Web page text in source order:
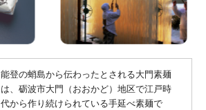
能登の蛸島から伝わったとされる大門素麺
は、砺波市大門（おおかど）地区で江戸時
代から作り続けられている手延べ素麺で